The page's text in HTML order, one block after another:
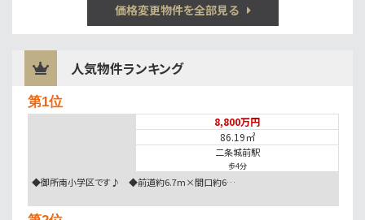
価格変更物件を全部見る
人気物件ランキング
第1位
8,800万円
86.19㎡
二条城前駅
歩4分
◆御所南小学区です♪ ◆前道約6.7m×間口約6…